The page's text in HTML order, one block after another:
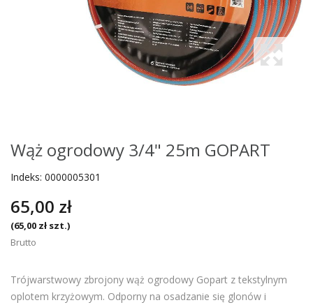
Wąż ogrodowy 3/4" 25m GOPART
Indeks: 0000005301
65,00 zł
(65,00 zł szt.)
Brutto
Trójwarstwowy zbrojony wąż ogrodowy Gopart z tekstylnym
oplotem krzyżowym. Odporny na osadzanie się glonów i